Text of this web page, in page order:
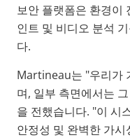
보안 플랫폼은 환경이
인트 및 비디오 분석
다.
Martineau는 "우리가
며, 일부 측면에서는
을 전했습니다. "이 시
안정성 및 완벽한 가